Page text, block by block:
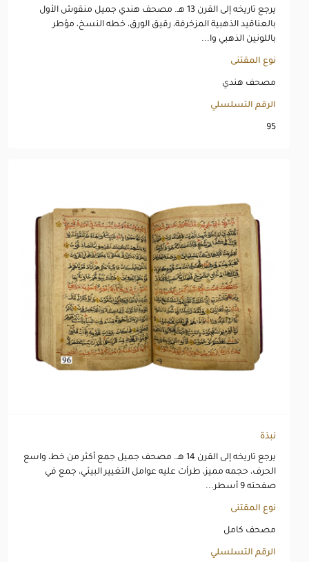
يرجع تاريخه إلى القرن 13 هـ. مصحف هندي جميل منقوش الأول
بالعناقيد الذهبية المزخرفة، رقيق الورق، خطه النسخ، مؤطر
باللونين الذهبي وا...
نوع المقتنى
مصحف هندي
الرقم التسلسلي
95
نبذة
يرجع تاريخه إلى القرن 14 هـ. مصحف جميل جمع أكثر من خط، واسع
الحرف، حجمه مميز، طرأت عليه عوامل التغيير البيئي، جمع في
صفحته 9 أسطر...
نوع المقتنى
مصحف كامل
الرقم التسلسلي